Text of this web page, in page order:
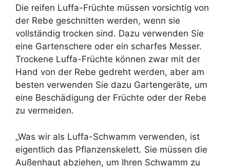
Die reifen Luffa-Früchte müssen vorsichtig von
der Rebe geschnitten werden, wenn sie
vollständig trocken sind. Dazu verwenden Sie
eine Gartenschere oder ein scharfes Messer.
Trockene Luffa-Früchte können zwar mit der
Hand von der Rebe gedreht werden, aber am
besten verwenden Sie dazu Gartengeräte, um
eine Beschädigung der Früchte oder der Rebe
zu vermeiden.
„Was wir als Luffa-Schwamm verwenden, ist
eigentlich das Pflanzenskelett. Sie müssen die
Außenhaut abziehen, um Ihren Schwamm zu